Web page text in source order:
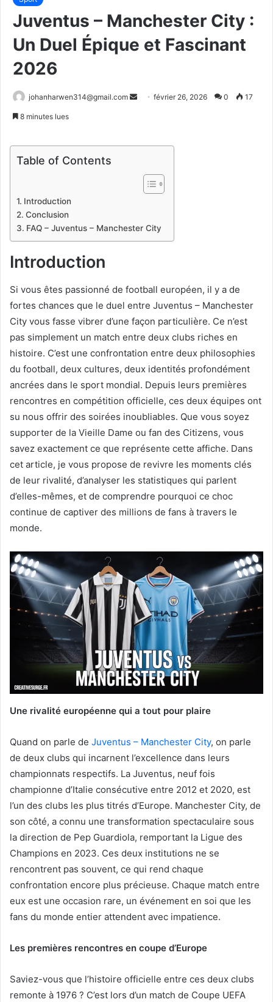
Juventus – Manchester City :
Un Duel Épique et Fascinant
2026
johanharwen314@gmail.com
Envoyerfévrier 26, 2026 0 17
8 minutes lues
Table of Contents
Introduction
Conclusion
FAQ – Juventus – Manchester City
Introduction
Si vous êtes passionné de football européen, il y a de
fortes chances que le duel entre Juventus – Manchester
City vous fasse vibrer d’une façon particulière. Ce n’est
pas simplement un match entre deux clubs riches en
histoire. C’est une confrontation entre deux philosophies
du football, deux cultures, deux identités profondément
ancrées dans le sport mondial. Depuis leurs premières
rencontres en compétition officielle, ces deux équipes ont
su nous offrir des soirées inoubliables. Que vous soyez
supporter de la Vieille Dame ou fan des Citizens, vous
savez exactement ce que représente cette affiche. Dans
cet article, je vous propose de revivre les moments clés
de leur rivalité, d’analyser les statistiques qui parlent
d’elles-mêmes, et de comprendre pourquoi ce choc
continue de captiver des millions de fans à travers le
monde.
Une rivalité européenne qui a tout pour plaire
Quand on parle de Juventus – Manchester City, on parle
de deux clubs qui incarnent l’excellence dans leurs
championnats respectifs. La Juventus, neuf fois
championne d’Italie consécutive entre 2012 et 2020, est
l’un des clubs les plus titrés d’Europe. Manchester City, de
son côté, a connu une transformation spectaculaire sous
la direction de Pep Guardiola, remportant la Ligue des
Champions en 2023. Ces deux institutions ne se
rencontrent pas souvent, ce qui rend chaque
confrontation encore plus précieuse. Chaque match entre
eux est une occasion rare, un événement en soi que les
fans du monde entier attendent avec impatience.
Les premières rencontres en coupe d’Europe
Saviez-vous que l’histoire officielle entre ces deux clubs
remonte à 1976 ? C’est lors d’un match de Coupe UEFA